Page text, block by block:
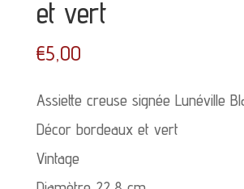
et vert
€5,00
Assiette creuse signée Lunéville
Décor bordeaux et vert
Vintage